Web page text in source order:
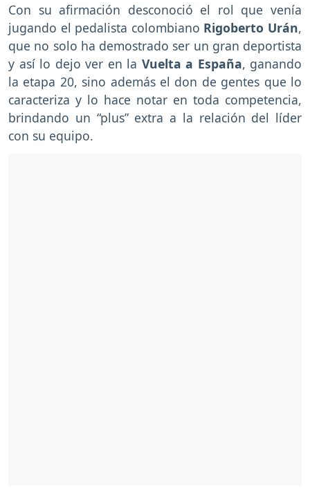
Con su afirmación desconoció el rol que venía
jugando el pedalista colombiano Rigoberto Urán,
que no solo ha demostrado ser un gran deportista
y así lo dejo ver en la Vuelta a España, ganando
la etapa 20, sino además el don de gentes que lo
caracteriza y lo hace notar en toda competencia,
brindando un “plus” extra a la relación del líder
con su equipo.